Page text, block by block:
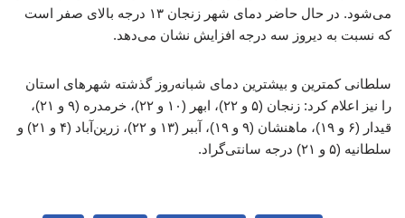
می‌شود. در حال حاضر دمای شهر زنجان ۱۳ درجه بالای صفر است
که نسبت به دیروز سه درجه افزایش نشان می‌دهد.
سلطانی کمترین و بیشترین دمای شبانه‌روز گذشته شهرهای استان
را نیز اعلام کرد: زنجان (۵ و ۲۲)، ابهر (۱۰ و ۲۲)، خرمدره (۹ و ۲۱)،
قیدار (۶ و ۱۹)، ماهنشان (۹ و ۱۹)، آببر (۱۳ و ۲۲)، زرین‌آباد (۴ و ۲۱) و
سلطانیه (۵ و ۲۱) درجه سانتی‌گراد.